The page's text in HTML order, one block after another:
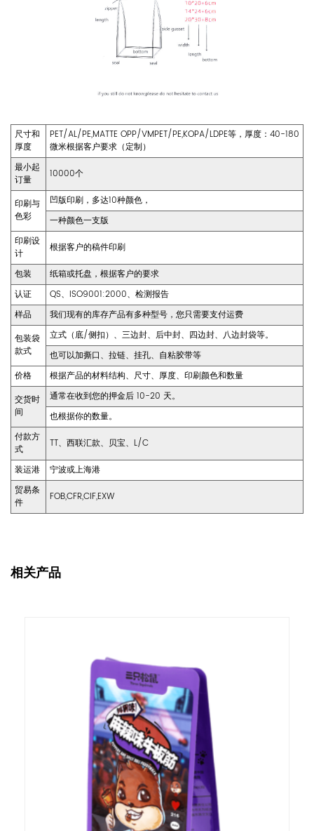
尺寸和
厚度
PET/AL/PE,MATTE OPP/VMPET/PE,KOPA/LDPE等，厚度：40-180
微米根据客户要求（定制）
最小起
订量
10000个
印刷与
色彩
凹版印刷，多达10种颜色，
一种颜色一支版
印刷设
计
根据客户的稿件印刷
包装
纸箱或托盘，根据客户的要求
认证
QS、ISO9001:2000、检测报告
样品
我们现有的库存产品有多种型号，您只需要支付运费
包装袋
款式
立式（底/侧扣）、三边封、后中封、四边封、八边封袋等。
也可以加撕口、拉链、挂孔、自粘胶带等
价格
根据产品的材料结构、尺寸、厚度、印刷颜色和数量
交货时
间
通常在收到您的押金后 10-20 天。
也根据你的数量。
付款方
式
TT、西联汇款、贝宝、L/C
装运港
宁波或上海港
贸易条
件
FOB,CFR,CIF,EXW
相关产品